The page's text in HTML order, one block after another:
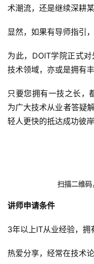
术潮流，还是继续深耕
显然，如果有导师指引
为此，DOIT学院正式
技术领域，亦或是拥有
只要您拥有一技之长，
为广大技术从业者答疑
轻人更快的抵达成功彼岸
扫描二维
讲师申请条件
3年以上IT从业经验，
热爱分享，经常在技术